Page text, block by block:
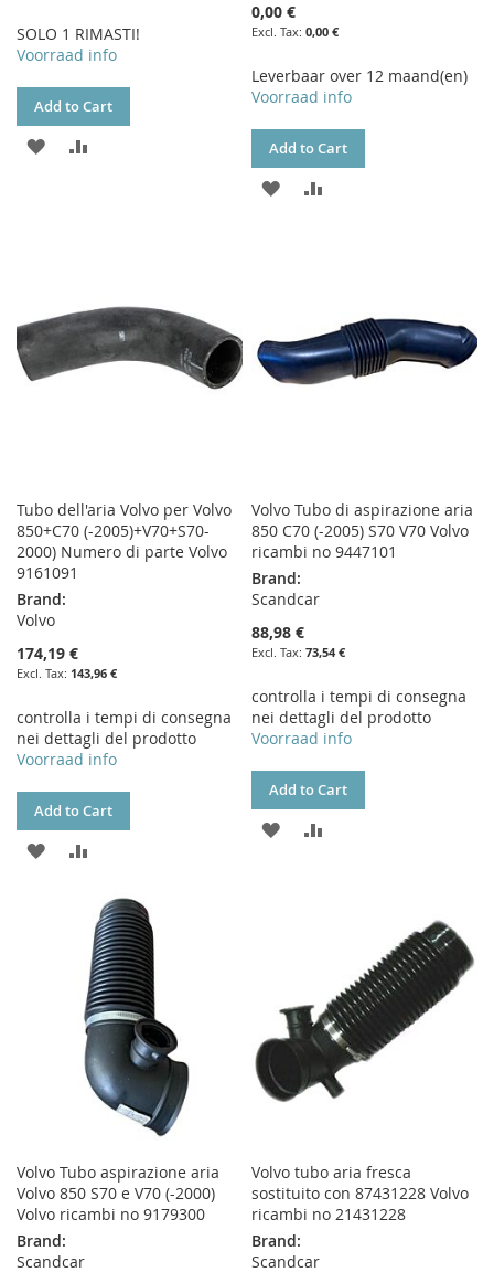
SOLO 1 RIMASTI!
Voorraad info
Add to Cart
ADD
0,00 €
0,00 €
Leverbaar over 12 maand(en)
Voorraad info
Add to Cart
ADD
Tubo dell'aria Volvo per Volvo
850+C70 (-2005)+V70+S70-
2000) Numero di parte Volvo
9161091
Brand:
Volvo
174,19 €
143,96 €
controlla i tempi di consegna
nei dettagli del prodotto
Voorraad info
Add to Cart
ADD
COMPARE
Volvo Tubo di aspirazione aria
850 C70 (-2005) S70 V70 Volvo
ricambi no 9447101
Brand:
Scandcar
88,98 €
73,54 €
controlla i tempi di consegna
nei dettagli del prodotto
Voorraad info
Add to Cart
ADD
Volvo Tubo aspirazione aria
Volvo 850 S70 e V70 (-2000)
Volvo ricambi no 9179300
Brand:
Scandcar
Volvo tubo aria fresca
sostituito con 87431228 Volvo
ricambi no 21431228
Brand:
Scandcar